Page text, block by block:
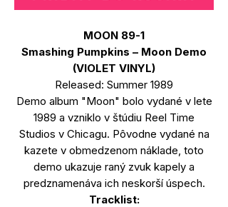
MOON 89-1
Smashing Pumpkins – Moon Demo
(VIOLET VINYL)
Released: Summer 1989
Demo album "Moon" bolo vydané v lete
1989 a vzniklo v štúdiu Reel Time
Studios v Chicagu. Pôvodne vydané na
kazete v obmedzenom náklade, toto
demo ukazuje raný zvuk kapely a
predznamenáva ich neskorší úspech.
Tracklist: